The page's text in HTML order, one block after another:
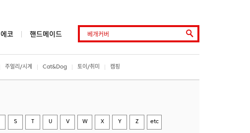
에코 핸드메이드
주얼리/시계 Cat&Dog 토이/취미 캠핑
S U V W X Y Z etc